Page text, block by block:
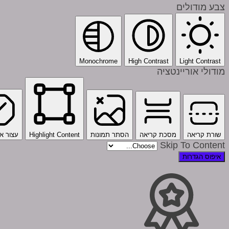
צבע מודולים
Light Contrast
High Contrast
Monochrome
מודולי אוריינטציה
שורת קריאה מסכת קריאה הסתר תמונות Highlight Content עצור
Skip To Content
איפוס הגדרות